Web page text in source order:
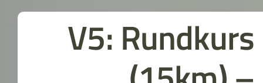
V5: Rundkurs